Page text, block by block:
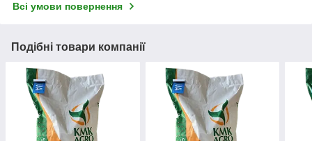
Всі умови повернення
Подібні товари компанії